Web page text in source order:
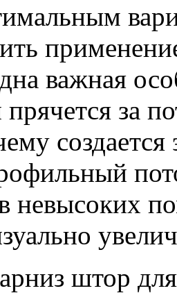
важная
за
невысоких
штор